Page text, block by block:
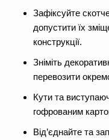
Зафіксуйте
допустити їх
конструкції.
Зніміть
перевозити
Кути та
гофрованим
Від’єднайте та